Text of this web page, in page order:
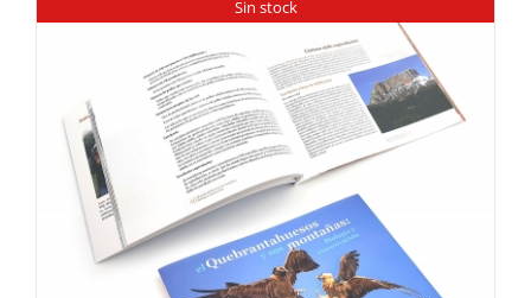
Sin stock